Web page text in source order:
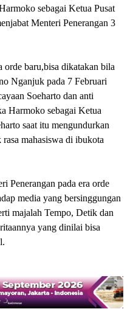
sebagai Ketua Pusat
Menteri Penerangan 3
orde baru,bisa dikatakan bila
Nganjuk pada 7 Februari
Soeharto dan anti
Harmoko sebagai Ketua
saat itu mengundurkan
mahasiswa di ibukota
Penerangan pada era orde
media yang bersinggungan
majalah Tempo, Detik dan
yang dinilai bisa